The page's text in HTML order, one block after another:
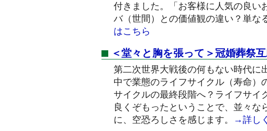
付きました。「お客様に人気の良い
バ（世間）との価値観の違い？単な
はこちら
＜堂々と胸を張って＞冠婚葬祭
第二次世界大戦後の何もない時代に
中で業態のライフサイクル（寿命
サイクルの最終段階へ？ライフサイ
良くぞもったということで、並々
に、空恐ろしさを感じます。
→詳し